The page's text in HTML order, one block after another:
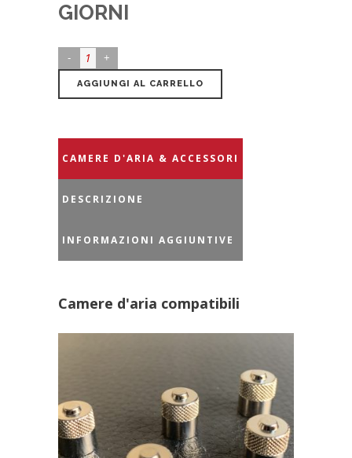
GIORNI
AGGIUNGI AL CARRELLO
CAMERE D'ARIA & ACCESSORI
DESCRIZIONE
INFORMAZIONI AGGIUNTIVE
Camere d'aria compatibili